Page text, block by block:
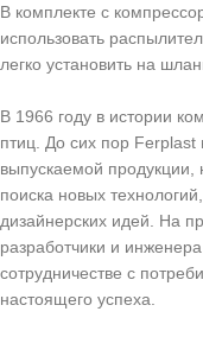
В комплекте с
использовать
легко установить на
В 1966 году в истории
птиц. До сих пор Ferplast
выпускаемой
поиска новых
дизайнерских идей. На
разработчики и
сотрудничестве с
настоящего успеха.